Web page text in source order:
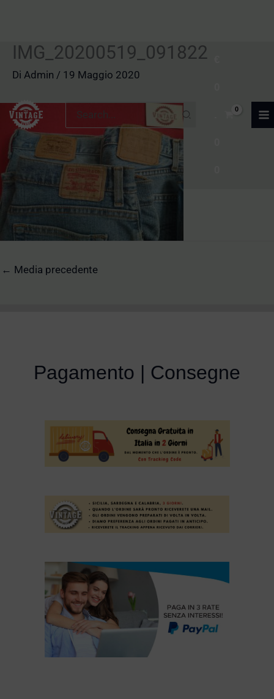
per:
IMG_20200519_091822
Di Admin / 19 Maggio 2020
← Media precedente
Pagamento | Consegne